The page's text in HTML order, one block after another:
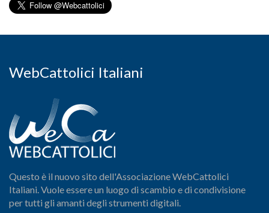
WebCattolici Italiani
Questo è il nuovo sito dell'Associazione WebCattolici
Italiani. Vuole essere un luogo di scambio e di condivisione
per tutti gli amanti degli strumenti digitali.